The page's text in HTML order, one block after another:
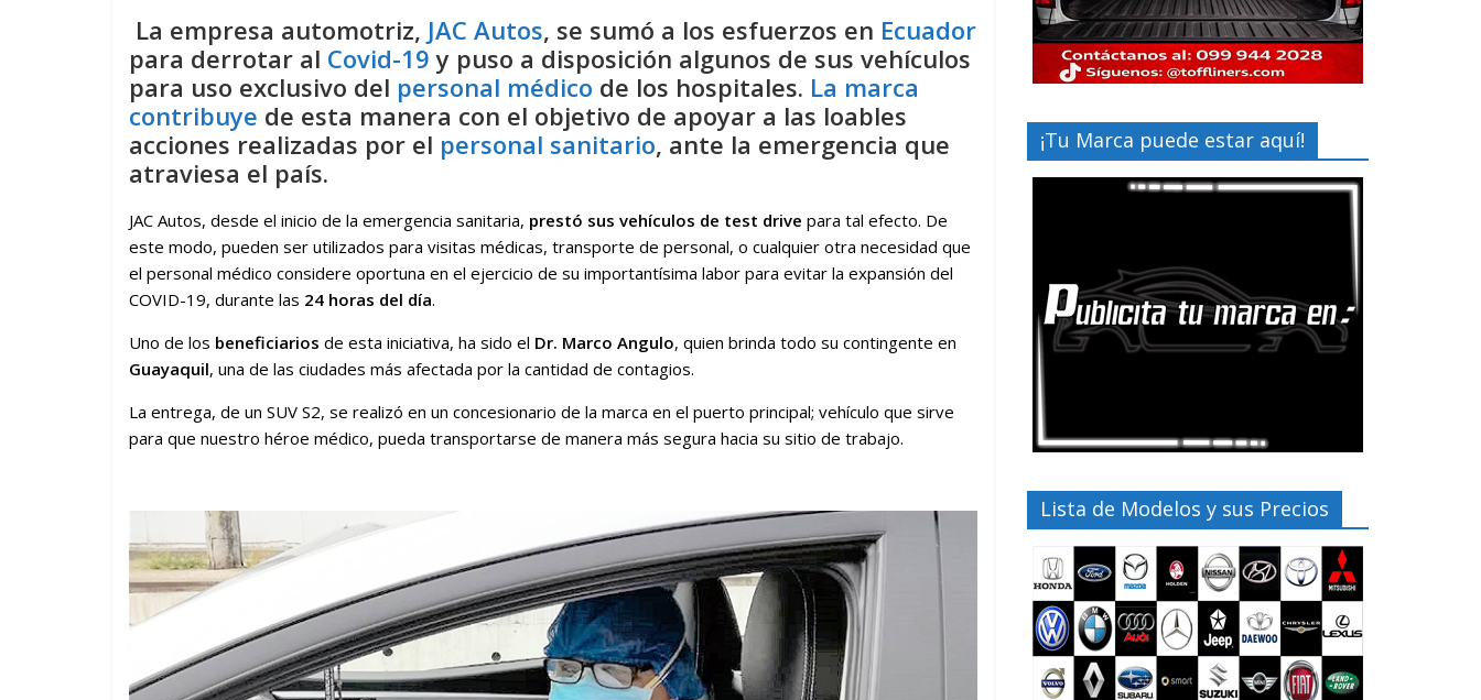
La empresa automotriz, JAC Autos, se sumó a los esfuerzos en Ecuador
para derrotar al Covid-19 y puso a disposición algunos de sus vehículos
para uso exclusivo del personal médico de los hospitales. La marca
contribuye de esta manera con el objetivo de apoyar a las loables
acciones realizadas por el personal sanitario, ante la emergencia que
atraviesa el país.
JAC Autos, desde el inicio de la emergencia sanitaria, prestó sus vehículos de test drive para tal efecto. De
este modo, pueden ser utilizados para visitas médicas, transporte de personal, o cualquier otra necesidad que
el personal médico considere oportuna en el ejercicio de su importantísima labor para evitar la expansión del
COVID-19, durante las 24 horas del día.
Uno de los beneficiarios de esta iniciativa, ha sido el Dr. Marco Angulo, quien brinda todo su contingente en
Guayaquil, una de las ciudades más afectada por la cantidad de contagios.
La entrega, de un SUV S2, se realizó en un concesionario de la marca en el puerto principal; vehículo que sirve
para que nuestro héroe médico, pueda transportarse de manera más segura hacia su sitio de trabajo.
¡Tu Marca puede estar aquí!
Lista de Modelos y sus Precios